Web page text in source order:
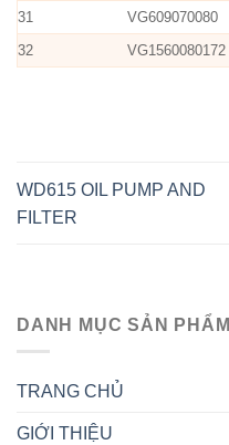
DANH MỤC SẢN PHẨM
TRANG CHỦ
GIỚI THIỆU
31
VG609070080
32
VG1560080172
WD615 OIL PUMP AND
FILTER